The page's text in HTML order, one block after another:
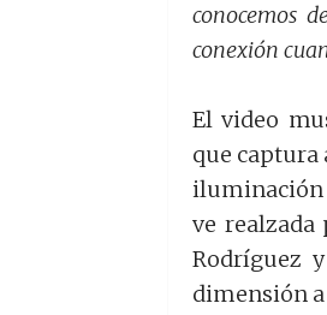
conocemos
conexión
El video
que captura
iluminación
ve
Rodríguez
dimensión